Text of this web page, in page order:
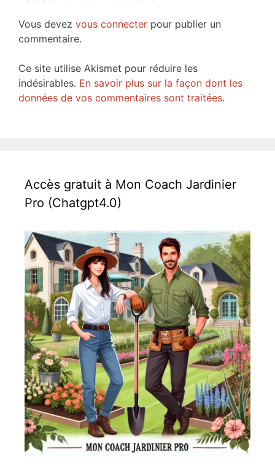
Vous devez vous connecter pour publier un
commentaire.
Ce site utilise Akismet pour réduire les
indésirables. En savoir plus sur la façon dont les
données de vos commentaires sont traitées.
Accès gratuit à Mon Coach Jardinier
Pro (Chatgpt4.0)